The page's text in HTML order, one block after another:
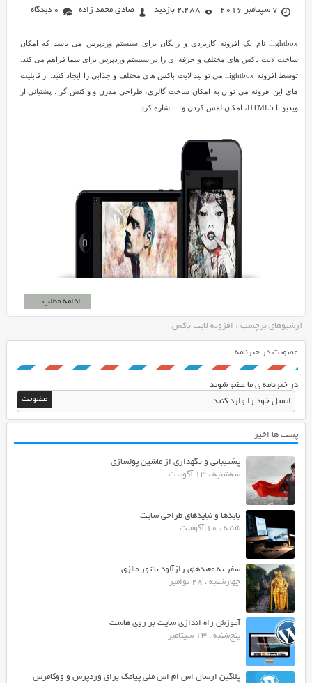
7 سپتامبر 2016 2,288 بازدید صادق محمد زاده 0 دیدگاه
ilightbox نام یک افزونه کاربردی و رایگان برای سیستم وردپرس می باشد که امکان
ساخت لایت باکس های مختلف و حرفه ای را در سیستم وردپرس برای شما فراهم می کند.
توسط افزونه ilightbox می توانید لایت باکس های مختلف و جذابی را ایجاد کنید. از قابلیت
های این افزونه می توان به امکان ساخت گالری، طراحی مدرن و واکنش گرا، پشتیانی از
ویدیو با HTML5، امکان لمس کردن و… اشاره کرد.
ادامه مطلب...
آرشیوهای برچسب : افزونه لایت باکس
عضویت در خبرنامه
در خبرنامه ی ما عضو شوید
پست ها اخیر
پشتیبانی و نگهداری از ماشین پولسازی
سه‌شنبه ، 13 آگوست
بایدها و نبایدهای طراحی سایت
شنبه ، 10 آگوست
سفر به معبدهای رازآلود با تور مالزی
چهارشنبه ، 28 نوامبر
آموزش راه اندازی سایت بر روی هاست
پنج‌شنبه ، 13 سپتامبر
پلاگین ارسال اس ام اس ملی پیامک برای وردپرس و ووکامرس